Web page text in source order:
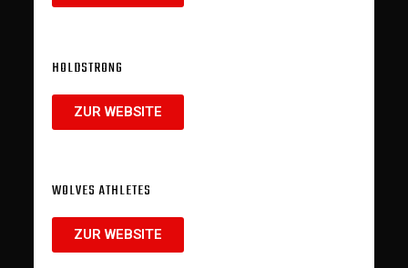
HOLDSTRONG
ZUR WEBSITE
WOLVES ATHLETES
ZUR WEBSITE